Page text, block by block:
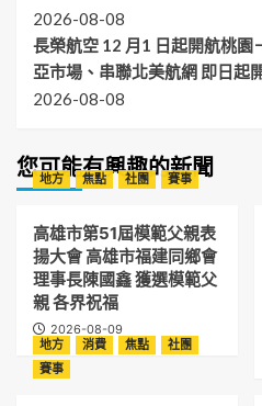
2026-08-08
長榮航空 12 月1 日起開航桃
亞市場、串聯北美航網 即日起
2026-08-08
您可能有興趣的新聞
地方 焦點 社團 賽事
高雄市第51屆模範父親表
揚大會 高雄市福建同鄉會
理事長陳國鑫 獲選模範父
親 各界祝福
2026-08-09
地方 消費 焦點
社團
賽事